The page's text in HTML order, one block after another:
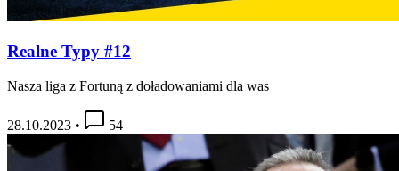
Realne Typy #12
Nasza liga z Fortuną z doładowaniami dla was
28.10.2023 • 54